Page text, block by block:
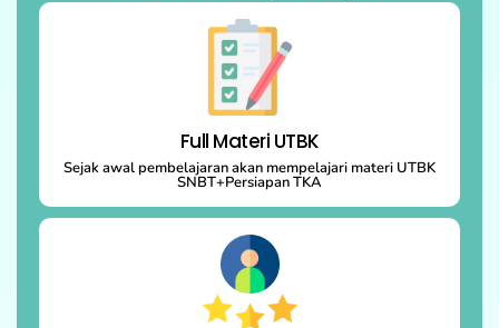
Full Materi UTBK
Sejak awal pembelajaran akan mempelajari materi UTBK
SNBT+Persiapan TKA